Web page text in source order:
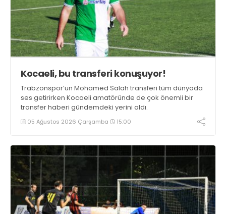
Kocaeli, bu transferi konuşuyor!
Trabzonspor’un Mohamed Salah transferi tüm dünyada
ses getirirken Kocaeli amatöründe de çok önemli bir
transfer haberi gündemdeki yerini aldı.
05 Ağustos 2026 Çarşamba 15:00